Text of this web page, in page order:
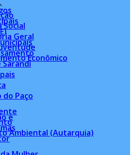
do Paço
e
Social
Geral
Econômico
Ambiental (Autarquia)